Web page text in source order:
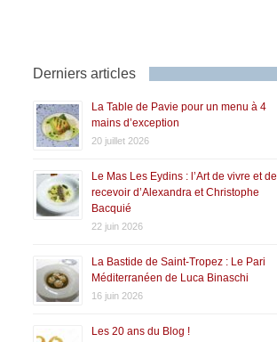
Derniers articles
La Table de Pavie pour un menu à 4
mains d’exception
20 juillet 2026
Le Mas Les Eydins : l’Art de vivre et de
recevoir d’Alexandra et Christophe
Bacquié
22 juin 2026
La Bastide de Saint-Tropez : Le Pari
Méditerranéen de Luca Binaschi
16 juin 2026
Les 20 ans du Blog !